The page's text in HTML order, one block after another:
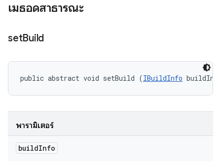
เมธอดสาธารณะ
setBuild
public abstract void setBuild (IBuildInfo
พารามิเตอร์
buildInfo